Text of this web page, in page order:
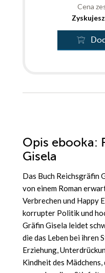
Cena
Opis ebooka:
Gisela
Das Buch Reichsgräfin
von einem Roman
Verbrechen und Happy
korrupter Politik und
Gräfin Gisela leidet
die das Leben bei ihren
Erziehung,
Kindheit des